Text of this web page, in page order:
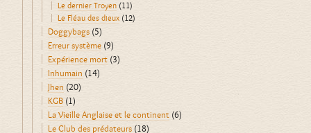
Le dernier Troyen (11)
Le Fléau des dieux (12)
Doggybags (5)
Erreur système (9)
Expérience mort (3)
Inhumain (14)
Jhen (20)
KGB (1)
La Vieille Anglaise et le continent (6)
Le Club des prédateurs (18)